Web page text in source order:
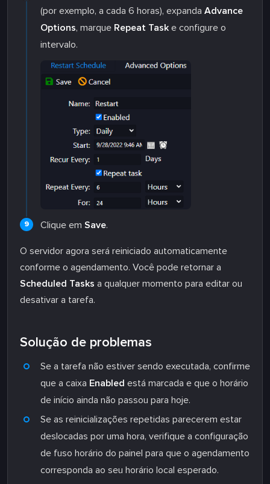
(por exemplo, a cada 6 horas), expanda Advance
Options, marque Repeat Task e configure o
intervalo.
Clique em Save.
O servidor agora será reiniciado automaticamente
conforme o agendamento. Você pode retornar a
Scheduled Tasks a qualquer momento para editar ou
desativar a tarefa.
Solução de problemas
Se a tarefa não estiver sendo executada, confirme
que a caixa Enabled está marcada e que o horário
de início ainda não passou para hoje.
Se as reinicializações repetidas parecerem estar
deslocadas por uma hora, verifique a configuração
de fuso horário do painel para que o agendamento
corresponda ao seu horário local esperado.